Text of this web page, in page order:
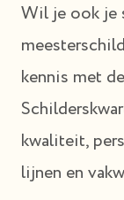
Wil je ook je
kennis met
kwaliteit,
lijnen en